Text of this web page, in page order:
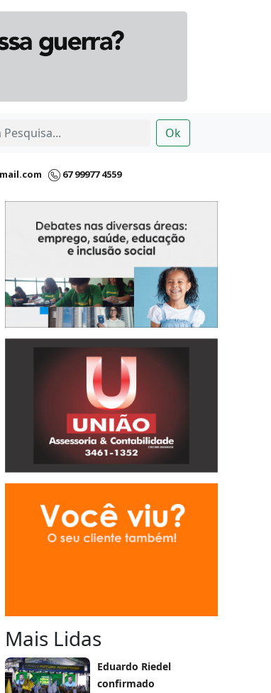
Ok
67 99977 4559
Mais Lidas
Eduardo Riedel
confirmado